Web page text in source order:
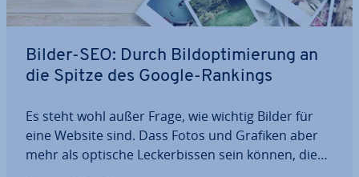
Bilder-SEO: Durch Bild­op­ti­mie­rung an
die Spitze des Google-Rankings
Es steht wohl außer Frage, wie wichtig Bilder für
eine Website sind. Dass Fotos und Grafiken aber
mehr als optische Le­cker­bis­sen sein können, die